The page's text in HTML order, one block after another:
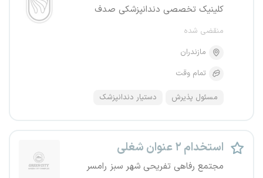
کلینیک تخصصی دندانپزشکی صدف
منقضی شده
مازندران
تمام وقت
مسئول پذیرش دستیار دندانپزشک
استخدام ۲ عنوان شغلی
مجتمع رفاهی تفریحی شهر سبز رامسر